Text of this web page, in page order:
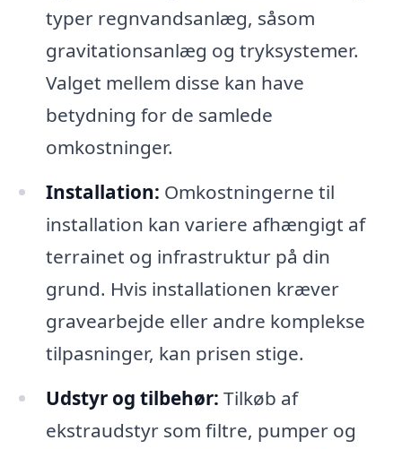
typer regnvandsanlæg, såsom
gravitationsanlæg og tryksystemer.
Valget mellem disse kan have
betydning for de samlede
omkostninger.
Installation: Omkostningerne til
installation kan variere afhængigt af
terrainet og infrastruktur på din
grund. Hvis installationen kræver
gravearbejde eller andre komplekse
tilpasninger, kan prisen stige.
Udstyr og tilbehør: Tilkøb af
ekstraudstyr som filtre, pumper og